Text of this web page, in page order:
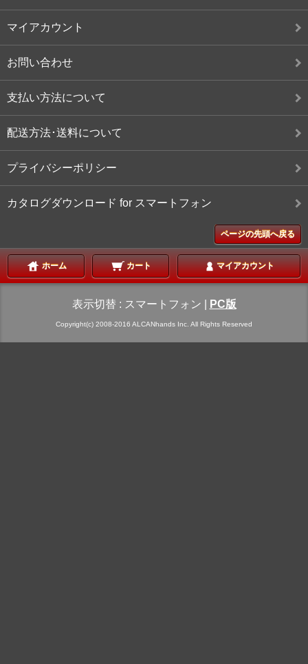
マイアカウント
お問い合わせ
支払い方法について
配送方法･送料について
プライバシーポリシー
カタログダウンロード for スマートフォン
ページの先頭へ戻る
ホーム カート マイアカウント
表示切替 : スマートフォン PC版
Copyright(c) 2008-2016 ALCANhands Inc. All Rights Reserved